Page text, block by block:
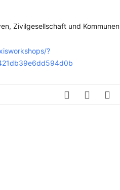
Zivilgesellschaft und Kommunen
?